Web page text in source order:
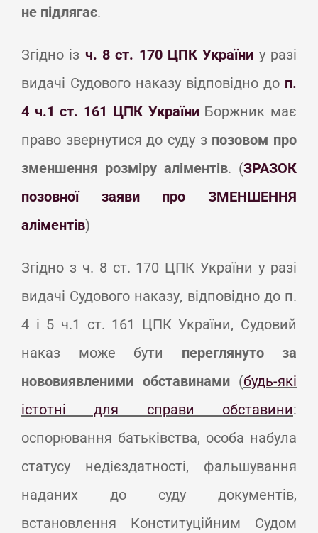
не підлягає.
Згідно із ч. 8 ст. 170 ЦПК України у разі
видачі Судового наказу відповідно до п.
4 ч.1 ст. 161 ЦПК УкраїниБоржник має
право звернутися до суду з позовом про
зменшення розміру аліментів. (ЗРАЗОК
позовної заяви про ЗМЕНШЕННЯ
аліментів)
Згідно з ч. 8 ст. 170 ЦПК України у разі
видачі Судового наказу, відповідно до п.
4 і 5 ч.1 ст. 161 ЦПК України, Судовий
наказ може бути переглянуто за
нововиявленими обставинами (будь-які
істотні для справи обставини:
оспорювання батьківства, особа набула
статусу недієздатності, фальшування
наданих до суду документів,
встановлення Конституційним Судом